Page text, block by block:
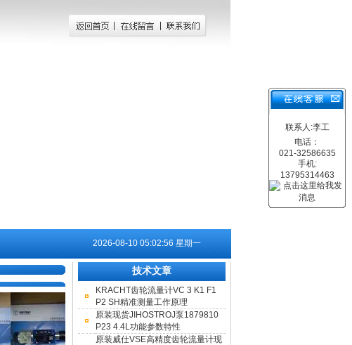
2026-08-10 05:02:56 星期一
技术文章
KRACHT齿轮流量计VC 3 K1 F1
P2 SH精准测量工作原理
原装现货JIHOSTROJ泵1879810
P23 4.4L功能参数特性
原装威仕VSE高精度齿轮流量计现
联系人:李工
电话：
021-32586635
手机:
13795314463